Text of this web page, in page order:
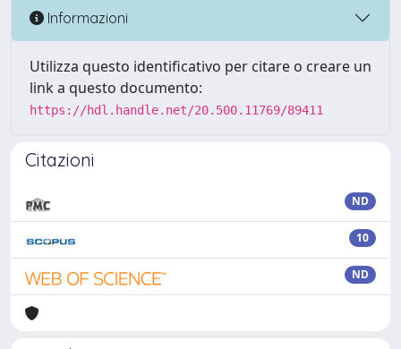
Informazioni
Utilizza questo identificativo per citare o creare un
link a questo documento:
https://hdl.handle.net/20.500.11769/89411
Citazioni
ND
10
ND